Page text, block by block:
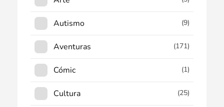
Autismo (9)
Aventuras (171)
Cómic (1)
Cultura (25)